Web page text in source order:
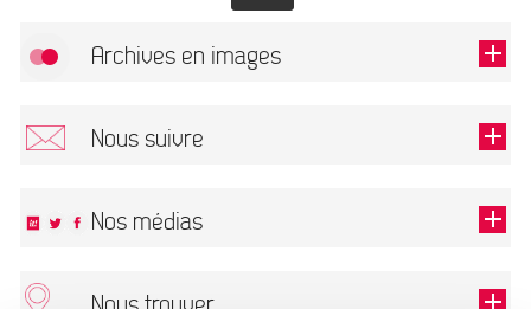
Archives en images
Nous suivre
Nos médias